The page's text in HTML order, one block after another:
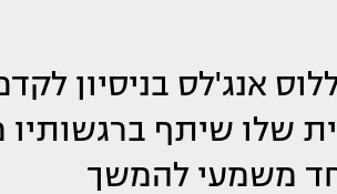
אנג'לס בניסיון
שלו שיתף
חד משמעי להמשך